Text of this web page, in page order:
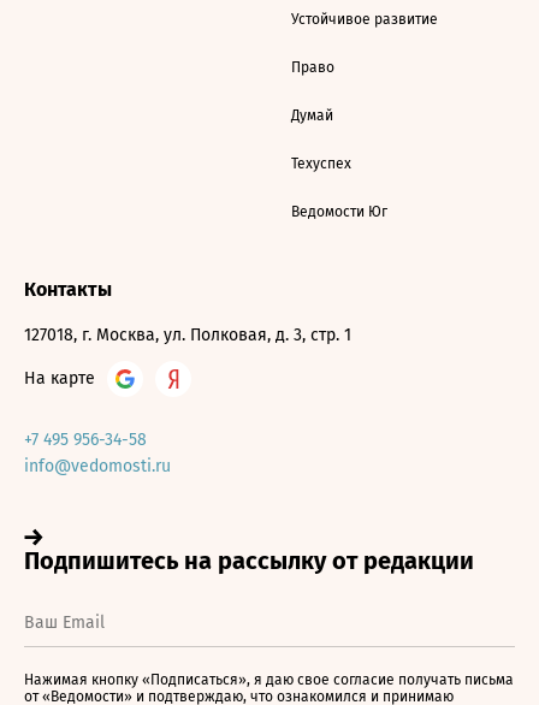
Устойчивое развитие
Право
Думай
Техуспех
Ведомости Юг
Контакты
127018, г. Москва, ул. Полковая, д. 3, стр. 1
На карте
+7 495 956-34-58
info@vedomosti.ru
Нажимая кнопку «Подписаться», я даю свое согласие получать письма
от «Ведомости» и подтверждаю, что ознакомился и принимаю